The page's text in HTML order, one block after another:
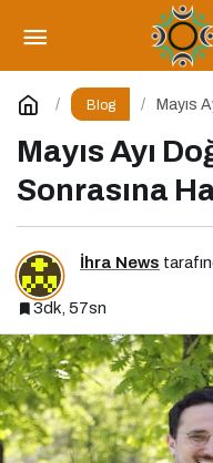
Blog
Mayıs
Mayıs Ayı
Sonrasına
İhra News
3dk, 57sn
Mürsel Ferhat
Dijital Medya
Yorum Yap